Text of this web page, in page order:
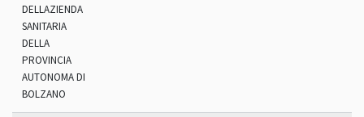
DELLAZIENDA
SANITARIA
DELLA
PROVINCIA
AUTONOMA DI
BOLZANO